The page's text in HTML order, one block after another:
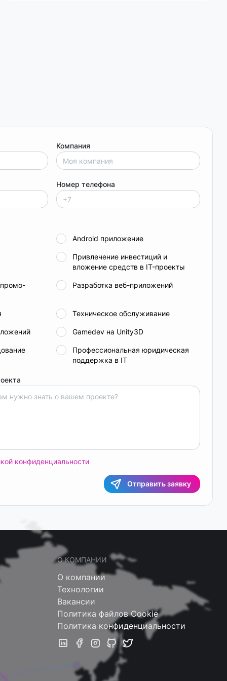
Компания
Номер телефона
Android приложение
Привлечение инвестиций и
вложение средств в IT-проекты
промо-
Разработка веб-приложений
Техническое обслуживание
Gamedev на Unity3D
Профессиональная юридическая
поддержка в IT
конфиденциальности
Отправить заявку
О КОМПАНИИ
О компании
Технологии
Вакансии
Политика файлов Cookie
Политика конфиденциальности